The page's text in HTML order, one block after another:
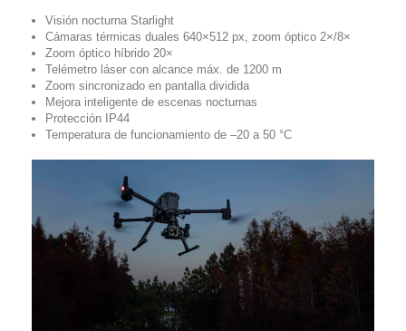
Visión nocturna Starlight
Cámaras térmicas duales 640×512 px, zoom óptico 2×/8×
Zoom óptico híbrido 20×
Telémetro láser con alcance máx. de 1200 m
Zoom sincronizado en pantalla dividida
Mejora inteligente de escenas nocturnas
Protección IP44
Temperatura de funcionamiento de –20 a 50 °C